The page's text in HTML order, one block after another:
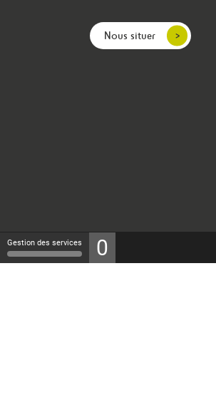
Nous situer
Gestion des services 0